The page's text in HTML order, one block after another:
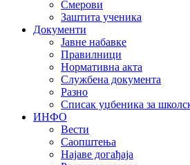
Смерови
Заштита ученика
Документи
Јавне набавке
Правилници
Нормативна акта
Службена документа
Разно
Списак уџбеника за
ИНФО
Вести
Саопштења
Најаве догађаја